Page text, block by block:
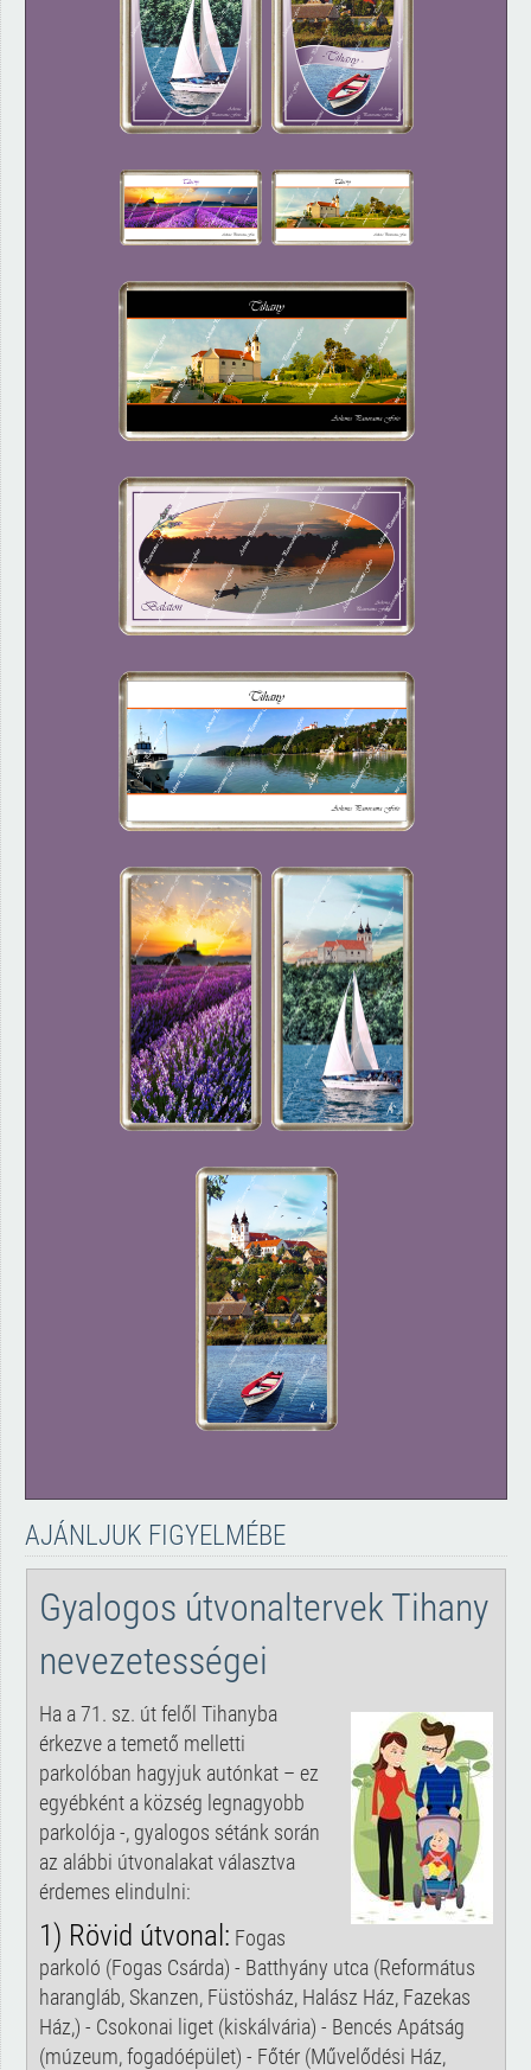
AJÁNLJUK FIGYELMÉBE
Gyalogos útvonaltervek Tihany
nevezetességei
Ha a 71. sz. út felől Tihanyba
érkezve a temető melletti
parkolóban hagyjuk autónkat – ez
egyébként a község legnagyobb
parkolója -, gyalogos sétánk során
az alábbi útvonalakat választva
érdemes elindulni:
1) Rövid útvonal: Fogas
parkoló (Fogas Csárda) - Batthyány utca (Református
harangláb, Skanzen, Füstösház, Halász Ház, Fazekas
Ház,) - Csokonai liget (kiskálvária) - Bencés Apátság
(múzeum, fogadóépület) - Főtér (Művelődési Ház,